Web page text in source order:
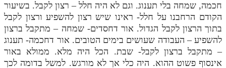
תלמוד עשר הספירות חלק י
תלמוד עשר הספירות חלק יא
תלמוד עשר הספירות חלק יב
תלמוד עשר הספירות חלק יג
חכמה, שמחה בלי תענוג. וגם לא היה חלל – רצון לקבל. בשיעור
הקודם הרחבנו על חלל- ראינו שיש רצון להשפיע ורצון לקבל
בתוך הרצון לקבל הגדול. אור דחסדים- שמחה – מתקבל ברצון
להשפיע – העבודה שעושים בימים הטובים. אור דחכמה- תענוג
– מתקבל ברצון לקבל- שבת. הכל היה מלא. ממולא באור
אינסוף פשוט ההוא. היה כלי אך לא מורגש. למשל בדומה לכך